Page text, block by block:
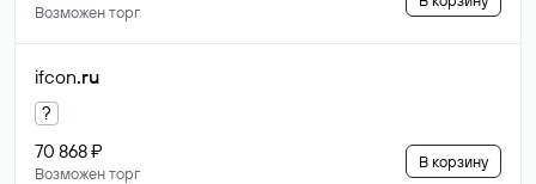
Возможен торг
ifcon.ru
?
70 868 ₽
Возможен торг
В корзину